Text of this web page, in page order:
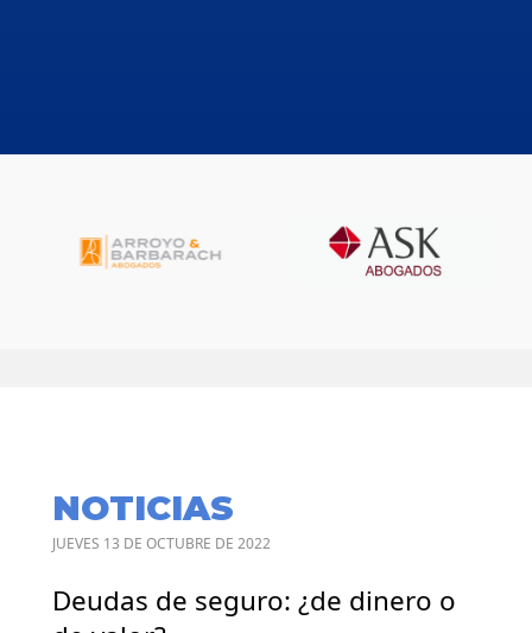
NOTICIAS
JUEVES 13 DE OCTUBRE DE 2022
Deudas de seguro: ¿de dinero o